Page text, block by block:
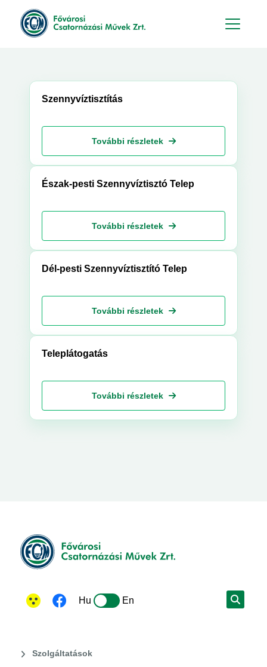
Szennyvíztisztítás
További részletek
Észak-pesti Szennyvíztisztó Telep
További részletek
Dél-pesti Szennyvíztisztító Telep
További részletek
Teleplátogatás
További részletek
Hu En
Szolgáltatások